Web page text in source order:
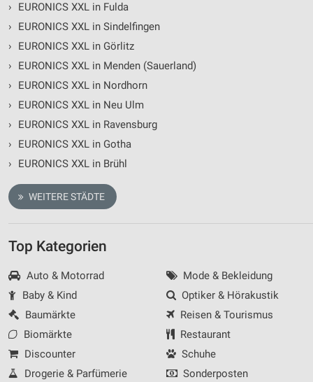
›
EURONICS XXL in Fulda
›
EURONICS XXL in Sindelfingen
›
EURONICS XXL in Görlitz
›
EURONICS XXL in Menden (Sauerland)
›
EURONICS XXL in Nordhorn
›
EURONICS XXL in Neu Ulm
›
EURONICS XXL in Ravensburg
›
EURONICS XXL in Gotha
›
EURONICS XXL in Brühl
WEITERE STÄDTE
Top Kategorien
Auto & Motorrad
Baby & Kind
Baumärkte
Biomärkte
Discounter
Drogerie & Parfümerie
Mode & Bekleidung
Optiker & Hörakustik
Reisen & Tourismus
Restaurant
Schuhe
Sonderposten
Messung der Werbeleistung
Messung der Performance von Inhalten
Analyse von Zielgruppen durch Statistiken oder
Kombinationen von Daten aus verschiedenen
Quellen
Entwicklung und Verbesserung der Angebote
Verwendung reduzierter Daten zur Auswahl von
IAB-Besonderheiten:
Geräte anhand von aktiv angeforderten
Informationen identifizieren
Nicht-IAB-Verarbeitungszwecke:
Notwendig
Performance
Funktional